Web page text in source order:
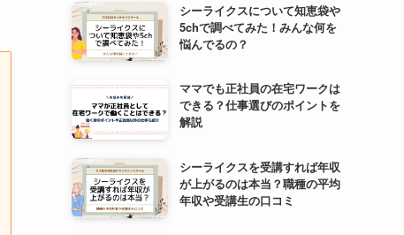
シーライクスについて知恵袋や
5chで調べてみた！みんな何を
悩んでるの？
ママでも正社員の在宅ワークは
できる？仕事選びのポイントを
解説
シーライクスを受講すれば年収
が上がるのは本当？職種の平均
年収や受講生の口コミ